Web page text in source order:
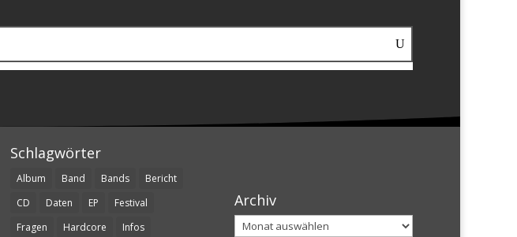
Schlagwörter
Album Band Bands
Bericht
CD
Daten EP
Festival
Fragen
Hardcore
Infos
Archiv
Archiv